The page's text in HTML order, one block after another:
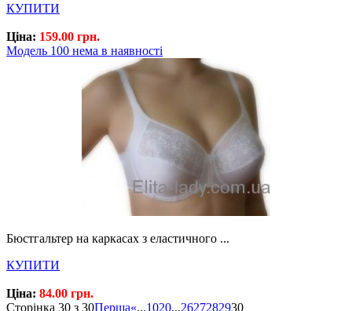
КУПИТИ
Ціна: 159.00 грн.
Модель 100 нема в наявності
Бюстгальтер на каркасах з еластичного ...
КУПИТИ
Ціна: 84.00 грн.
Сторінка 30 з 30Перша«...1020...2627282930